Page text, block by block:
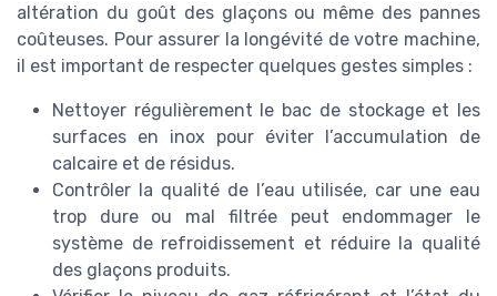
altération du goût des glaçons ou même des pannes
coûteuses. Pour assurer la longévité de votre machine,
il est important de respecter quelques gestes simples :
Nettoyer régulièrement le bac de stockage et les
surfaces en inox pour éviter l’accumulation de
calcaire et de résidus.
Contrôler la qualité de l’eau utilisée, car une eau
trop dure ou mal filtrée peut endommager le
système de refroidissement et réduire la qualité
des glaçons produits.